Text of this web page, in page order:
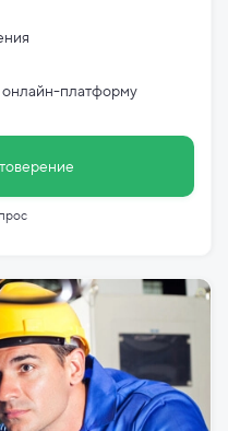
онлайн-платформу